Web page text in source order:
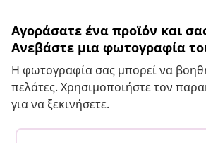
Αγοράσατε ένα προϊόν και
Ανεβάστε μια φωτογραφία
Η φωτογραφία σας μπορεί να
πελάτες. Χρησιμοποιήστε τον
για να ξεκινήσετε.